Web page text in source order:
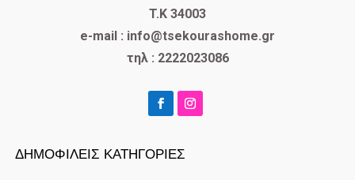
T.K 34003
e-mail : info@tsekourashome.gr
τηλ : 2222023086
ΔΗΜΟΦΙΛΕΙΣ ΚΑΤΗΓΟΡΙΕΣ